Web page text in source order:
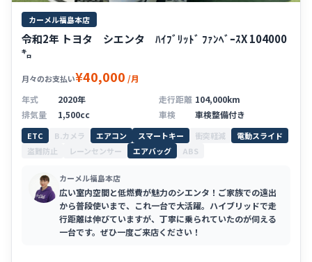
カーメル福島本店
令和2年 トヨタ シエンタ ﾊｲﾌﾞﾘｯﾄﾞ ﾌｧﾝﾍﾞｰｽX 104000
㌔
月々のお支払い¥40,000 /月
年式
2020年 走行距離 104,000km
排気量
1,500cc 車検 車検整備付き
ETC B.カメラ エアコン スマートキー 衝突軽減
電動スライド
盗難防止
レーンセンサー エアバッグ ABS
カーメル福島本店
広い室内空間と低燃費が魅力のシエンタ！ご家族での遠出
から普段使いまで、これ一台で大活躍。ハイブリッドで走
行距離は伸びていますが、丁寧に乗られていたのが伺える
一台です。ぜひ一度ご来店ください！